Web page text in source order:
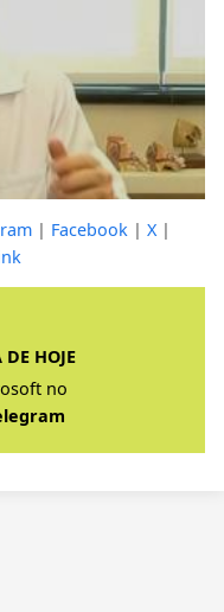
| Facebook | X|
HOJE
no